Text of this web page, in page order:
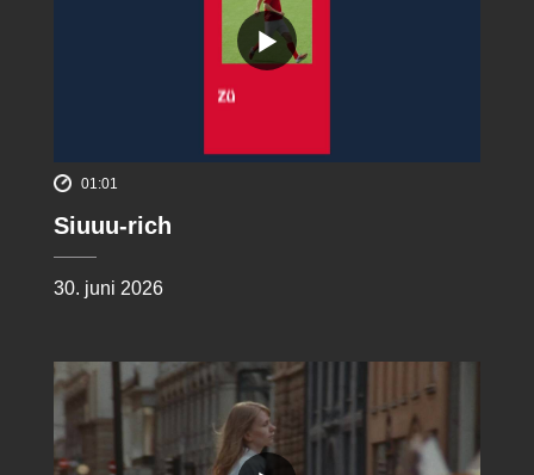
01:01
Siuuu-rich
30. juni 2026